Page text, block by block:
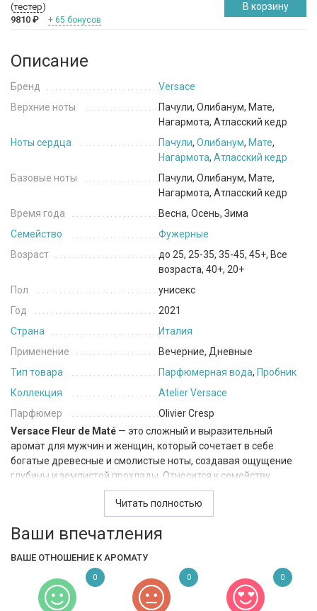
(тестер)
9810 ₽ + 65 бонусов
В корзину
Описание
Бренд
Versace
Верхние ноты
Пачули, Олибанум, Мате,
Нагармота, Атласский кедр
Ноты сердца
Пачули, Олибанум, Мате,
Нагармота, Атласский кедр
Базовые ноты
Пачули, Олибанум, Мате,
Нагармота, Атласский кедр
Время года
Весна, Осень, Зима
Семейство
Фужерные
Возраст
до 25, 25-35, 35-45, 45+, Все
возраста, 40+, 20+
Пол
унисекс
Год
2021
Страна
Италия
Применение
Вечерние, Дневные
Тип товара
Парфюмерная вода, Пробник
Коллекция
Atelier Versace
Парфюмер
Olivier Cresp
Versace Fleur de Maté — это сложный и выразительный
аромат для мужчин и женщин, который сочетает в себе
богатые древесные и смолистые ноты, создавая ощущение
глубины и землистой прохлады. Относится к семейству
Аромат раскрывается аккордом пачули, придающим
композиции землистость и теплоту, с характерными нюансами
текстурность. Сердце аромата занимает мате — уникальный
компонент, который привносит в композицию свежий и
зелёный характер, напоминая о дикой природе и утреннем
тумане над густыми лесами. Олибанум добавляет аромату
Читать полностью
Ваши впечатления
ВАШЕ ОТНОШЕНИЕ К АРОМАТУ
0 0 0